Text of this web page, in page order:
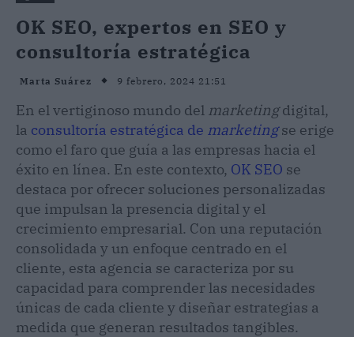
OK SEO, expertos en SEO y
consultoría estratégica
Marta Suárez 9 febrero, 2024 21:51
En el vertiginoso mundo del marketingdigital,
la consultoría estratégica de marketing se erige
como el faro que guía a las empresas hacia el
éxito en línea. En este contexto, OK SEO se
destaca por ofrecer soluciones personalizadas
que impulsan la presencia digital y el
crecimiento empresarial. Con una reputación
consolidada y un enfoque centrado en el
cliente, esta agencia se caracteriza por su
capacidad para comprender las necesidades
únicas de cada cliente y diseñar estrategias a
medida que generan resultados tangibles.